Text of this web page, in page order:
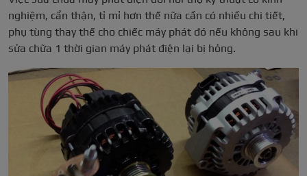
nghiệm, cẩn thận, tỉ mỉ hơn thế nữa cần có nhiều chi tiết,
phụ tùng thay thế cho chiếc máy phát đó nếu không sau khi
sửa chữa 1 thời gian máy phát điện lại bị hỏng.